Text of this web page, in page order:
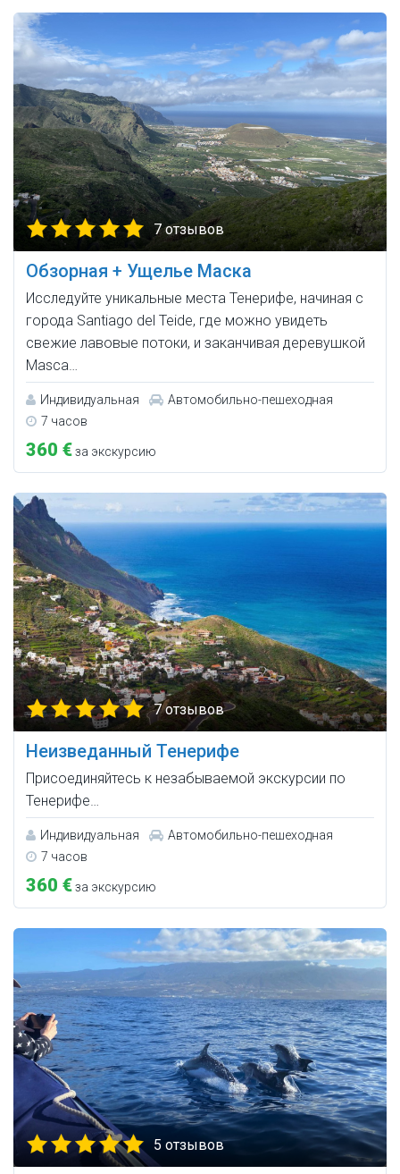
7 отзывов
Обзорная + Ущелье Маска
Исследуйте уникальные места Тенерифе, начиная с
города Santiago del Teide, где можно увидеть
свежие лавовые потоки, и заканчивая деревушкой
Masca…
Индивидуальная
Автомобильно-пешеходная
7 часов
360 €за экскурсию
7 отзывов
Неизведанный Тенерифе
Присоединяйтесь к незабываемой экскурсии по
Тенерифе…
Индивидуальная
Автомобильно-пешеходная
7 часов
360 €за экскурсию
5 отзывов